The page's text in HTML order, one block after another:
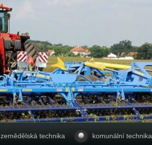
zemědělská technika komunální technika